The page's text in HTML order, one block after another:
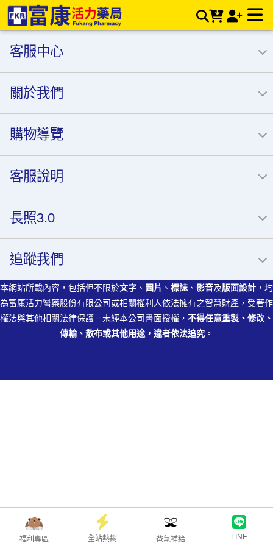
富康活力藥局購物商城〡值得您信賴的連鎖藥局 | 富康活力藥局
購物商城
客服中心
關於我們
購物導覽
客服說明
長照3.0
追蹤我們
本網站所載內容，包括但不限於文字 、 圖片 、 標誌 、 影音及版面設計 ，均
為富康活力醫藥股份有限公司或相關權利人依法擁有之智慧財產，受著作
權法與其他相關法律保護。未經本公司書面授權， 不得任意重製、修改、
傳輸、散布或其他用途，違者依法追究 。
福利專區 全站熱銷 爸氣補給 LINE